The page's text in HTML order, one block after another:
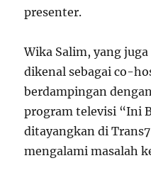
presenter.
Wika Salim, yang
dikenal sebagai co-
berdampingan
program televisi “Ini
ditayangkan di
mengalami masalah